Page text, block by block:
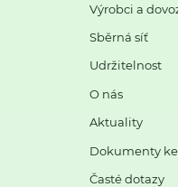
Výrobci a
Sběrná síť
Udržitelnost
O nás
Aktuality
Dokumenty
Časté dotazy